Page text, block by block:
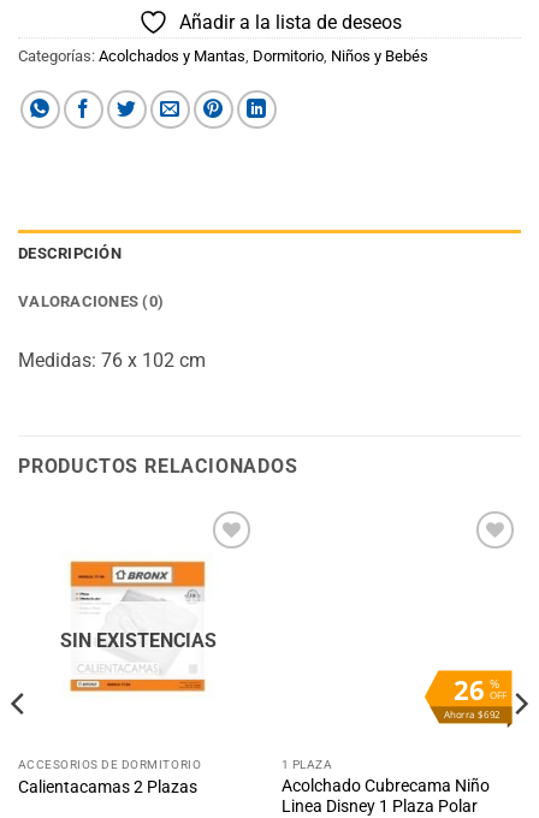
Añadir a la lista de deseos
Categorías: Acolchados y Mantas Dormitorio Niños y Bebés
DESCRIPCIÓN
VALORACIONES (0)
Medidas: 76 x 102 cm
PRODUCTOS RELACIONADOS
Añadir
deseos
SIN EXISTENCIAS
ACCESORIOS DE DORMITORIO
Calientacamas 2 Plazas
%
OFF
26
Ahorra $692
1 PLAZA
Acolchado Cubrecama Niño
Linea Disney 1 Plaza Polar